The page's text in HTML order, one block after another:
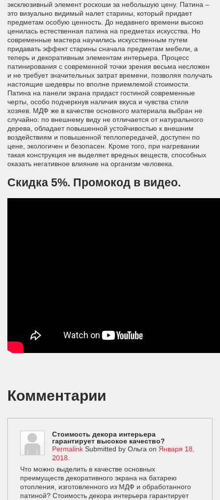
эксклюзивный элемент роскоши за небольшую цену. Патина –
это визуально видимый налет старины, который придает
предметам особую ценность. До недавнего времени высоко
ценилась естественная патина на предметах искусства. Но
современные мастера научились искусственным путем
придавать эффект старины сначала предметам мебели, а
теперь и декоративным элементам интерьера. Процесс
патинирования с современной точки зрения весьма несложен
и не требует значительных затрат времени, позволяя получать
настоящие шедевры по вполне приемлемой стоимости.
Патина на панели экрана придаст гостиной современные
черты, особо подчеркнув наличия вкуса и чувства стиля
хозяев. МДФ же в качестве основного материала выбран не
случайно: по внешнему виду не отличается от натурального
дерева, обладает повышенной устойчивостью к внешним
воздействиям и повышенной теплопередачей, доступен по
цене, экологичен и безопасен. Кроме того, при нагревании
такая конструкция не выделяет вредных веществ, способных
оказать негативное влияние на организм человека.
Скидка 5%. Промокод в видео.
Комментарии
Стоимость декора интерьера
гарантирует высокое качество?
Permalink Submitted by Ольга on Января 18,
2018
Что можно выделить в качестве основных
преимуществ декоративного экрана на батарею
отопления, изготовленного из МДФ и обработанного
патиной? Стоимость декора интерьера гарантирует